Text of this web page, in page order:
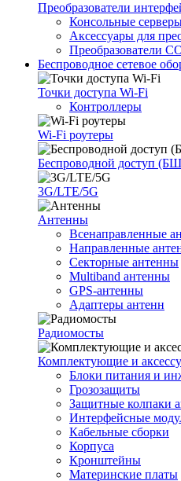
Преобразователи
Консольные
Аксессуары для
Преобразователи
Беспроводное сетевое
Точки доступа Wi-Fi
Контроллеры
Wi-Fi роутеры
Беспроводной доступ
3G/LTE/5G
Антенны
Всенаправленные
Направленные
Секторные антенны
Multiband антенны
GPS-антенны
Адаптеры антенн
Радиомосты
Комплектующие и
Блоки питания и
Грозозащиты
Защитные колпаки
Интерфейсные
Кабельные сборки
Корпуса
Кронштейны
Материнские платы